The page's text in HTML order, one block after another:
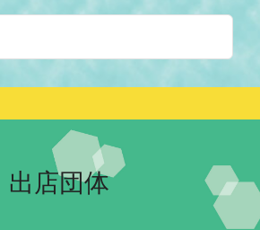
出店団体